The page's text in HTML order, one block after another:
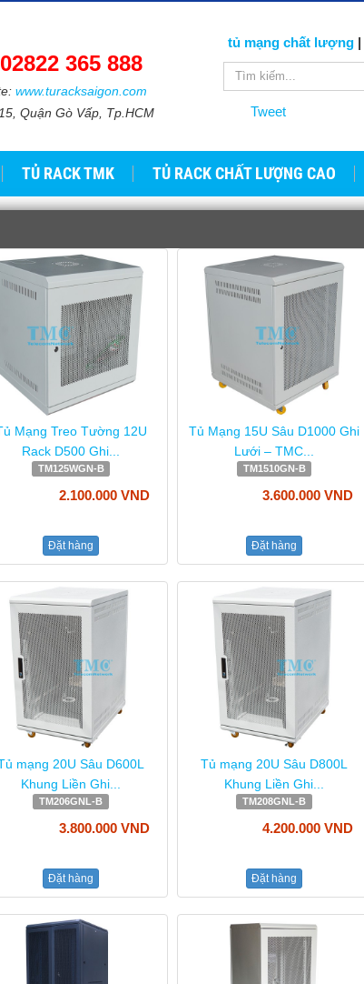
02822 365 888​​
www.turacksaigon.com
Quận Gò Vấp, Tp.HCM
tủ mạng chất lượng|
Tweet
TỦ RACK TMK TỦ RACK CHẤT LƯỢNG CAO
Mạng Treo Tường 12U
Rack D500 Ghi...
TM125WGN-B
2.100.000 VND
Đặt hàng
Tủ Mạng 15U Sâu D1000 Ghi
Lưới – TMC...
TM1510GN-B
3.600.000 VND
Đặt hàng
mạng 20U Sâu D600L
Khung Liền Ghi...
TM206GNL-B
3.800.000 VND
Đặt hàng
Tủ mạng 20U Sâu D800L
Khung Liền Ghi...
TM208GNL-B
4.200.000 VND
Đặt hàng